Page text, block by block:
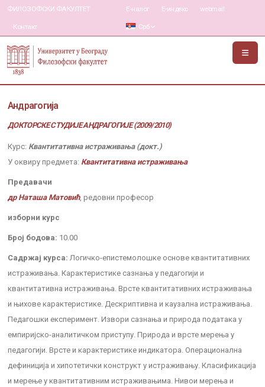
ФИЛОЗОФСКИ ФАКУЛТЕТ
Контакт
Е-налог Е-индекс webmail
Срб
Андрагогија
ДОКТОРСКЕ СТУДИЈЕ АНДРАГОГИЈЕ (2009/2010)
Курс: Квантитативна истраживања (докт.)
У оквиру предмета: Квантитативна истраживања
Предавачи
др Наташа Матовић, редовни професор
изборни курс
Број бодова: 10.00
Садржај курса: Логичко-епистемолошке основе квантитативних
истраживања. Карактеристике сазнања у педагогији и
квантитативна истраживања. Врсте квантитативних истраживања
и њихове карактеристике. Дескриптивна и каузална истраживања.
Педагошки експеримент. Извори сазнања и природа података у
емпиријско-аналитичком приступу. Природа и врсте мерења у
педагогији. Врсте и карактеристике индикатора. Операционална
дефиниција и хипотетички конструкт у истраживању. Класификација
и мерење у квантитативним истраживањима. Нивои мерења и